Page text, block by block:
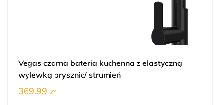
Vegas czarna bateria kuchenna z elastyczną
wylewką prysznic/ strumień
369.99 zł